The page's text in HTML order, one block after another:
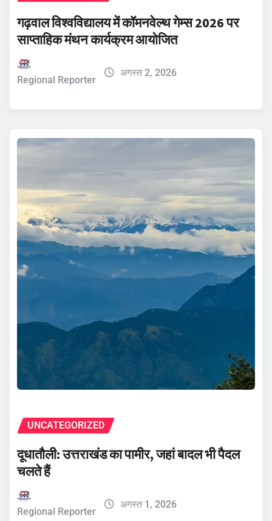
गढ़वाल विश्वविद्यालय में कॉमनवेल्थ गेम्स 2026 पर
साप्ताहिक मंथन कार्यक्रम आयोजित
Regional Reporter
अगस्त 2, 2026
UNCATEGORIZED
दूधातौली: उत्तराखंड का पामीर, जहां बादल भी पैदल
चलते हैं
Regional Reporter
अगस्त 1, 2026